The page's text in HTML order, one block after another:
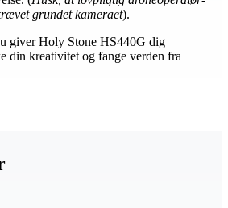
grundet kameraet).
giver Holy Stone HS440G dig
din kreativitet og fange verden fra